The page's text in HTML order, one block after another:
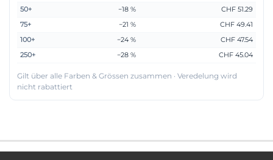
50+
−18 %
CHF 51.29
75+
−21 %
CHF 49.41
100+
−24 %
CHF 47.54
250+
−28 % CHF 45.04
Gilt über alle Farben & Grössen zusammen · Veredelung wird
nicht rabattiert